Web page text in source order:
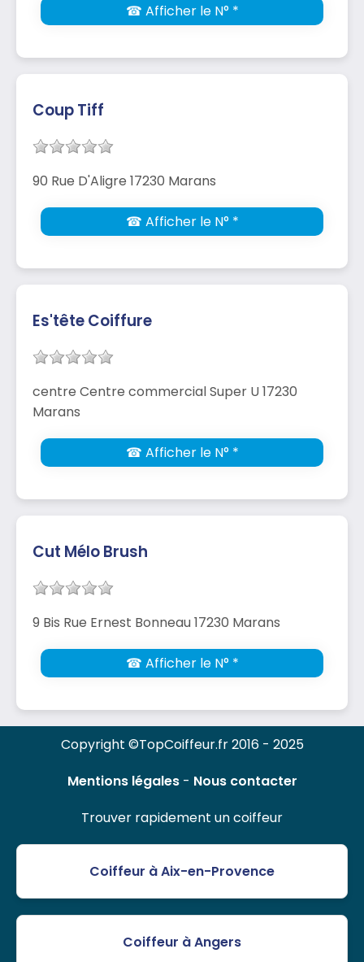
☎ Afficher le N° *
Coup Tiff
90 Rue D'Aligre 17230 Marans
☎ Afficher le N° *
Es'tête Coiffure
centre Centre commercial Super U 17230
Marans
☎ Afficher le N° *
Cut Mélo Brush
9 Bis Rue Ernest Bonneau 17230 Marans
☎ Afficher le N° *
Copyright ©TopCoiffeur.fr 2016 - 2025
Mentions légales- Nous contacter
Trouver rapidement un coiffeur
Coiffeur à Aix-en-Provence
Coiffeur à Angers